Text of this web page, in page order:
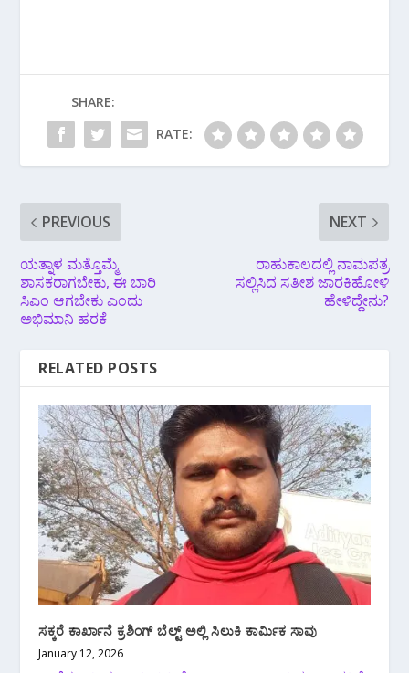
SHARE:
RATE:
PREVIOUS
ಯತ್ನಾಳ ಮತ್ತೊಮ್ಮೆ
ಶಾಸಕರಾಗಬೇಕು, ಈ ಬಾರಿ
ಸಿಎಂ ಆಗಬೇಕು ಎಂದು
ಅಭಿಮಾನಿ ಹರಕೆ
NEXT
ರಾಹುಕಾಲದಲ್ಲಿ ನಾಮಪತ್ರ
ಸಲ್ಲಿಸಿದ ಸತೀಶ ಜಾರಕಿಹೋಳಿ
ಹೇಳಿದ್ದೇನು?
RELATED POSTS
ಸಕ್ಕರೆ ಕಾರ್ಖಾನೆ ಕ್ರಶಿಂಗ್ ಬೆಲ್ಟ್ ಅಲ್ಲಿ ಸಿಲುಕಿ ಕಾರ್ಮಿಕ ಸಾವು
January 12, 2026